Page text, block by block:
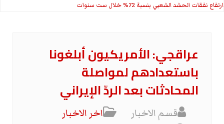
ارتفاع نفقات الحشد الشعبي بنسبة 72% خلال ست سنوات
عراقجي: الأمريكيون أبلغونا
باستعدادهم لمواصلة
المحادثات بعد الردّ الإيراني
قسم الاخبار
اخر الاخبار